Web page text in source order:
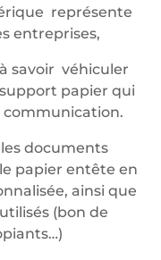
représente
entreprises,
savoir véhiculer
papier qui
documents
papier entête en
ainsi que
(bon de